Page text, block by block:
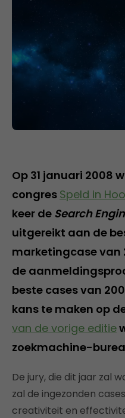
Op 31 januari 2008
congres Speld in
keer de Search
uitgereikt aan de
marketingcase van
de
beste cases van
kans te maken op
van de vorige editie
zoekmachine-
De jury, die dit jaar zal
zal de ingezonden
creativiteit en